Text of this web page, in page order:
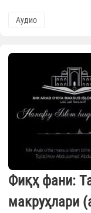
Аудио
Фиқҳ фани:
макруҳлари